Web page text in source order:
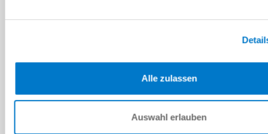
Alle zulassen
Auswahl erlauben
Herunterladen